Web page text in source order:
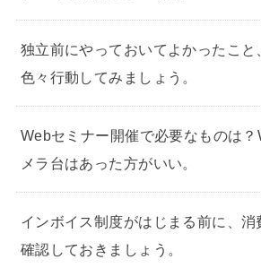
独立前にやっておいてよかったこと
色々行動してみましょう。
Webセミナー開催で必要なものは
メラ台はあった方がいい。
インボイス制度がはじまる前に、消
確認しておきましょう。